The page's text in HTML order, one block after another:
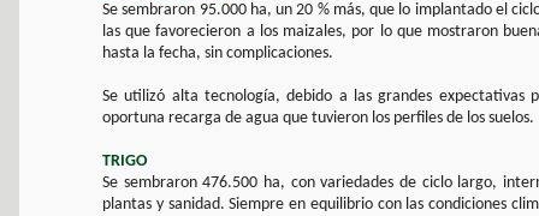
Se sembraron 95.000 ha, un 20 % más, que lo implantado el
las que favorecieron a los maizales, por lo que mostraron
hasta la fecha, sin complicaciones.
Se utilizó alta tecnología, debido a las grandes expectativas
oportuna recarga de agua que tuvieron los perfiles de los suelos.
TRIGO
Se sembraron 476.500 ha, con variedades de ciclo largo,
plantas y sanidad. Siempre en equilibrio con las condiciones